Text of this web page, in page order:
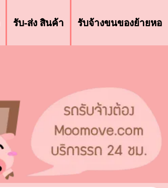
รับ-ส่ง สินค้า รับจ้างขนของย้ายหอ